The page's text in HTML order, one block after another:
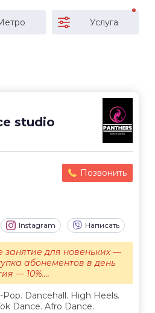
Услуга
studio
Позвонить
Instagram Написать
Dancehall. High Heels.
Dance. Afro Dance.
занятие для новеньких —
абонементов в день
— 10%....